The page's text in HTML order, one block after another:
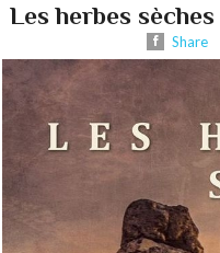
Les herbes sèches
Share